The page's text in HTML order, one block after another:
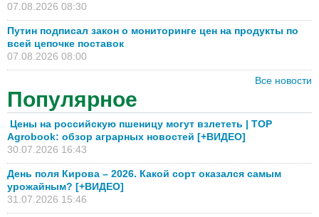
07.08.2026 08:30
Путин подписал закон о мониторинге цен на продукты по
всей цепочке поставок
07.08.2026 08:00
Все новости
Популярное
Цены на российскую пшеницу могут взлететь | TOP
Agrobook: обзор аграрных новостей [+ВИДЕО]
30.07.2026 16:43
День поля Кирова – 2026. Какой сорт оказался самым
урожайным? [+ВИДЕО]
31.07.2026 15:46